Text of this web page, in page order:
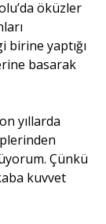
öküzler
birine yaptığı
basarak
yıllarda
Çünkü
kuvvet